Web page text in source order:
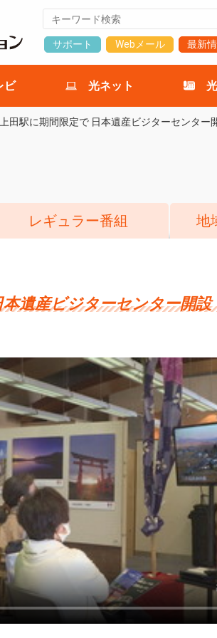
サポート Webメール 最新
ビ 光ネット
上田駅に期間限定で 日本遺産ビジターセンター
レギュラー番組 地
遺産ビジターセンター開設